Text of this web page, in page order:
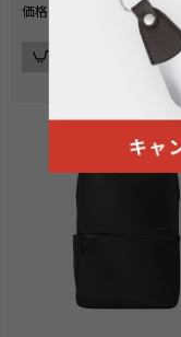
価格 税込